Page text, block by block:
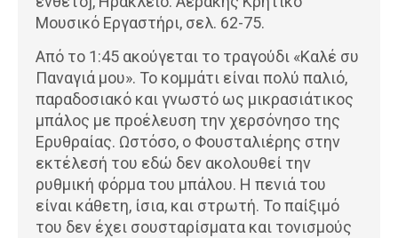
Μουσικό Εργαστήρι, σελ. 62-75.
Από το 1:45 ακούγεται το τραγούδι «Καλέ συ
Παναγιά μου». Το κομμάτι είναι πολύ παλιό,
παραδοσιακό και γνωστό ως μικρασιάτικος
μπάλος με προέλευση την χερσόνησο της
Ερυθραίας. Ωστόσο, ο Φουσταλιέρης στην
εκτέλεσή του εδώ δεν ακολουθεί την
ρυθμική φόρμα του μπάλου. Η πενιά του
είναι κάθετη, ίσια, και στρωτή. Το παίξιμό
του δεν έχει σουσταρίσματα και τονισμούς